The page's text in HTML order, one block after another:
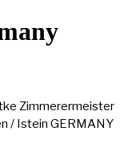
Zimmerermeister
/ Istein GERMANY